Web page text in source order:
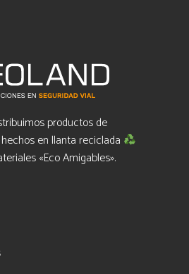
productos de
en llanta reciclada
«Eco Amigables».